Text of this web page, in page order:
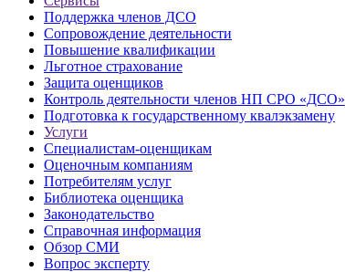
Поддержка членов ДСО
Сопровождение деятельности
Повышение квалификации
Льготное страхование
Защита оценщиков
Контроль деятельности членов НП СРО «ДСО»
Подготовка к государственному квалэкзамену
Услуги
Специалистам-оценщикам
Оценочным компаниям
Потребителям услуг
Библиотека оценщика
Законодательство
Справочная информация
Обзор СМИ
Вопрос эксперту